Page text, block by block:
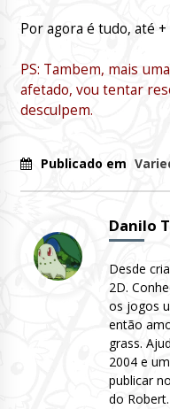
Por agora é tudo, até +
PS: Tambem, mais
afetado, vou tentar
desculpem.
Publicado em
Danilo
Desde
2D.
os jogos
então
grass.
2004 e
publicar
do Robert.